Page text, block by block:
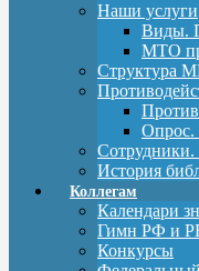
Наши услуги
Виды.
МТО
Структура
Опрос.
История
Коллегам
Календари
Гимн РФ и
Конкурсы